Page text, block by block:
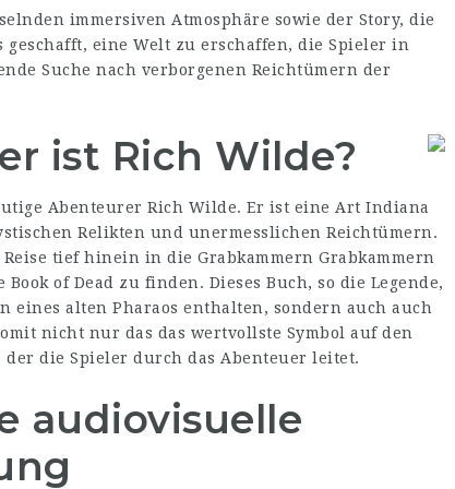
immersiven Atmosphäre sowie der Story, die
geschafft, eine Welt zu erschaffen, die Spieler in
Suche nach verborgenen Reichtümern der
ist Rich Wilde?
Abenteurer Rich Wilde. Er ist eine Art Indiana
Relikten und unermesslichen Reichtümern.
tief hinein in die Grabkammern Grabkammern
of Dead zu finden. Dieses Buch, so die Legende,
alten Pharaos enthalten, sondern auch auch
nicht nur das das wertvollste Symbol auf den
die Spieler durch das Abenteuer leitet.
audiovisuelle